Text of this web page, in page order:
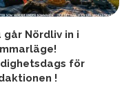
går Nördliv in i
för
!